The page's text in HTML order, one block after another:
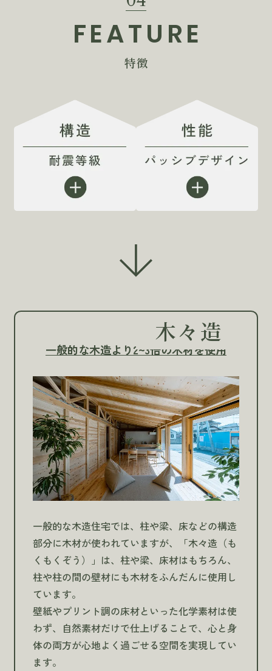
FEATURE
特徴
木々造
一般的な木造より2~3倍の木材を使用
一般的な木造住宅では、柱や梁、床などの構造
部分に木材が使われていますが、「木々造（も
くもくぞう）」は、柱や梁、床材はもちろん、
柱や柱の間の壁材にも木材をふんだんに使用し
ています。
壁紙やプリント調の床材といった化学素材は使
わず、自然素材だけで仕上げることで、心と身
体の両方が心地よく過ごせる空間を実現してい
ます。